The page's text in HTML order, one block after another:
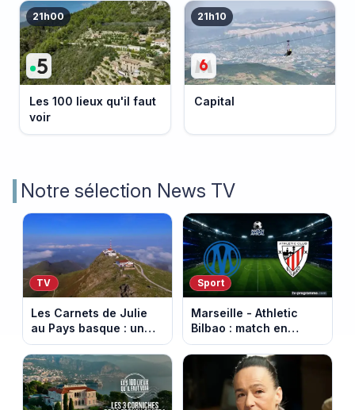
21h00
Les 100 lieux qu'il faut
voir
21h10
Capital
Notre sélection News TV
TV
Les Carnets de Julie
au Pays basque : un
banquet au sommet de
la Rhune
Sport
Marseille - Athletic
Bilbao : match en
direct sur Ligue 1+ à
17h30 (amical du 9
août 2026)